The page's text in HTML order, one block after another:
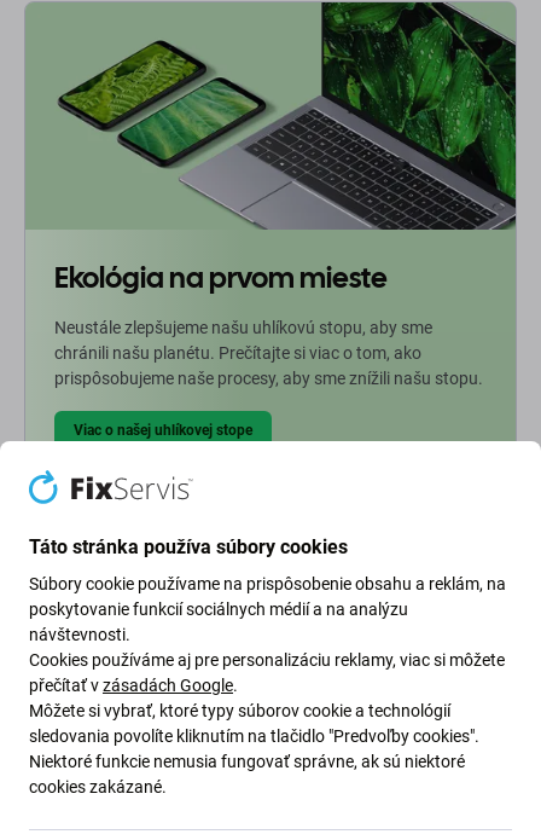
Ekológia na prvom mieste
Neustále zlepšujeme našu uhlíkovú stopu, aby sme
chránili našu planétu. Prečítajte si viac o tom, ako
prispôsobujeme naše procesy, aby sme znížili našu stopu.
Viac o našej uhlíkovej stope
Prihláste sa na odber newslettera ohľadom zliav a noviniek z našej
ponuky.
Odoslaním tohto formulára potvrdzujem, že mám viac ako 16
rokov.
Odoberať
Táto stránka používa súbory cookies
Súbory cookie používame na prispôsobenie obsahu a reklám, na
poskytovanie funkcií sociálnych médií a na analýzu
návštevnosti.
Cookies používáme aj pre personalizáciu reklamy, viac si môžete
přečítať vzásadách Google.
Môžete si vybrať, ktoré typy súborov cookie a technológií
sledovania povolíte kliknutím na tlačidlo "Predvoľby cookies".
Niektoré funkcie nemusia fungovať správne, ak sú niektoré
cookies zakázané.